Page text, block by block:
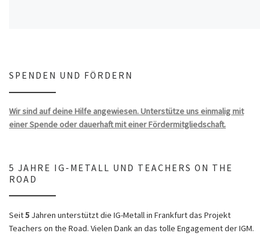
SPENDEN UND FÖRDERN
Wir sind auf deine Hilfe angewiesen. Unterstütze uns einmalig mit
einer Spende oder dauerhaft mit einer Fördermitgliedschaft.
5 JAHRE IG-METALL UND TEACHERS ON THE
ROAD
Seit5 Jahren unterstützt die IG-Metall in Frankfurt das Projekt
Teachers on the Road. Vielen Dank an das tolle Engagement der IGM.